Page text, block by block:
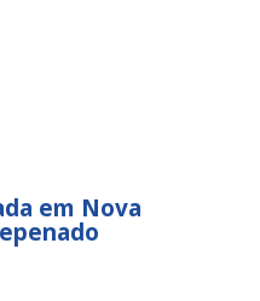
em Nova